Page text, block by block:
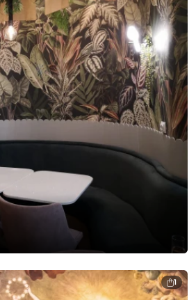
1